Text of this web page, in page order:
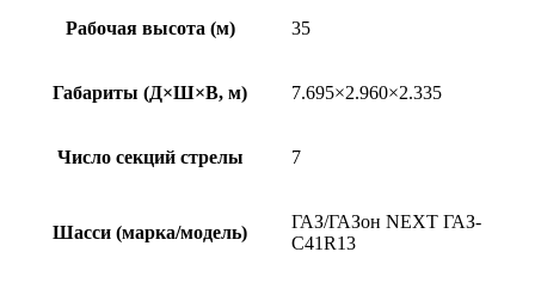
Рабочая высота (м) 35
Габариты (Д×Ш×В, м) 7.695×2.960×2.335
Число секций стрелы 7
Шасси (марка/модель)
ГАЗ/ГАЗон NEXT ГАЗ-
C41R13